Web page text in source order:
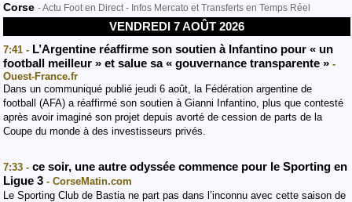
Corse - Actu Foot en Direct - Infos Mercato et Transferts en Temps Réel
VENDREDI 7 AOÛT 2026
7:41 - L’Argentine réaffirme son soutien à Infantino pour « un
football meilleur » et salue sa « gouvernance transparente » -
Ouest-France.fr
Dans un communiqué publié jeudi 6 août, la Fédération argentine de
football (AFA) a réaffirmé son soutien à Gianni Infantino, plus que contesté
après avoir imaginé son projet depuis avorté de cession de parts de la
Coupe du monde à des investisseurs privés.
7:33 - ce soir, une autre odyssée commence pour le Sporting en
Ligue 3 - CorseMatin.com
Le Sporting Club de Bastia ne part pas dans l’inconnu avec cette saison de